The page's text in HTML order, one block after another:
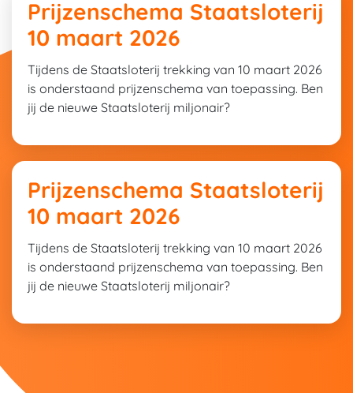
Prijzenschema Staatsloterij
10 maart 2026
Tijdens de Staatsloterij trekking van 10 maart 2026
is onderstaand prijzenschema van toepassing. Ben
jij de nieuwe Staatsloterij miljonair?
Prijzenschema Staatsloterij
10 maart 2026
Tijdens de Staatsloterij trekking van 10 maart 2026
is onderstaand prijzenschema van toepassing. Ben
jij de nieuwe Staatsloterij miljonair?